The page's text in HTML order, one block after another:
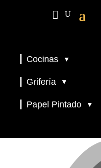
Cocinas ▼
Grifería ▼
Papel Pintado ▼